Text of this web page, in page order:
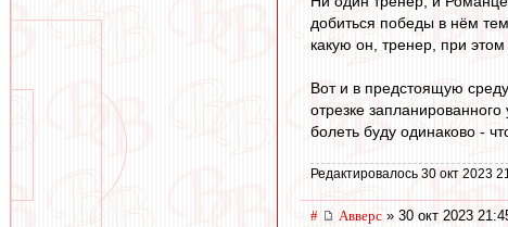
добиться победы в нём
какую он, тренер, при
Вот и в предстоящую
отрезке
болеть буду одинаково -
Редактировалось 30 окт 2023
# Авверс » 30 окт 2023